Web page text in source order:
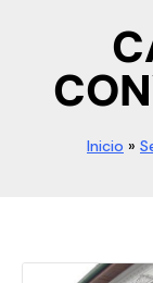
Inicio »